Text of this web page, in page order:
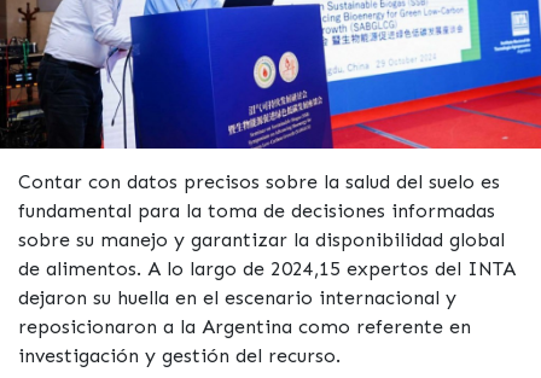
Contar con datos precisos sobre la salud del suelo es
fundamental para la toma de decisiones informadas
sobre su manejo y garantizar la disponibilidad global
de alimentos. A lo largo de 2024,15 expertos del INTA
dejaron su huella en el escenario internacional y
reposicionaron a la Argentina como referente en
investigación y gestión del recurso.